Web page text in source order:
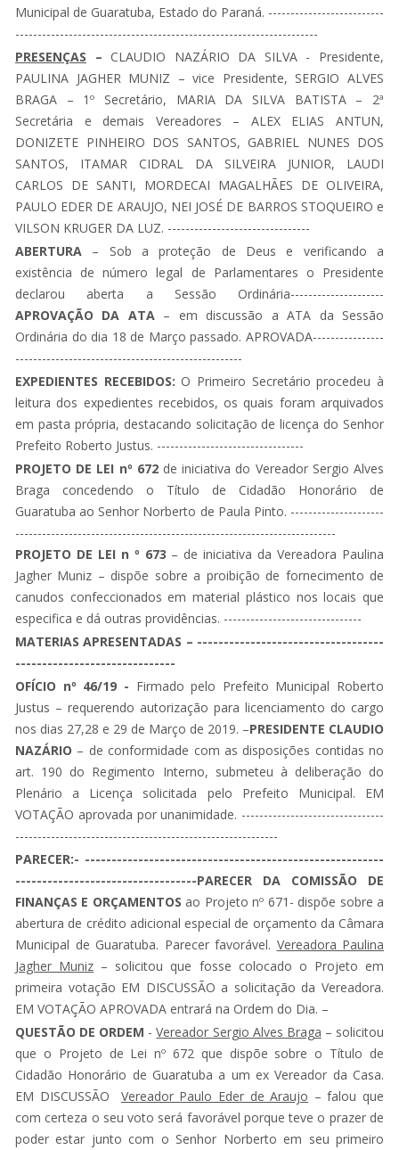
Municipal de Guaratuba, Estado do Paraná. --------------------------
--------------------------------------------------------------------
PRESENÇAS –CLAUDIO NAZÁRIO DA SILVA - Presidente,
PAULINA JAGHER MUNIZ – vice Presidente, SERGIO ALVES
BRAGA – 1º Secretário, MARIA DA SILVA BATISTA – 2ª
Secretária e demais Vereadores – ALEX ELIAS ANTUN,
DONIZETE PINHEIRO DOS SANTOS, GABRIEL NUNES DOS
SANTOS, ITAMAR CIDRAL DA SILVEIRA JUNIOR, LAUDI
CARLOS DE SANTI, MORDECAI MAGALHÃES DE OLIVEIRA,
PAULO EDER DE ARAUJO, NEI JOSÉ DE BARROS STOQUEIRO e
VILSON KRUGER DA LUZ. --------------------------------
ABERTURA – Sob a proteção de Deus e verificando a
existência de número legal de Parlamentares o Presidente
declarou aberta a Sessão Ordinária---------------------
APROVAÇÃO DA ATA – em discussão a ATA da Sessão
Ordinária do dia 18 de Março passado. APROVADA----------------
---------------------------------------------------
EXPEDIENTES RECEBIDOS:O Primeiro Secretário procedeu à
leitura dos expedientes recebidos, os quais foram arquivados
em pasta própria, destacando solicitação de licença do Senhor
Prefeito Roberto Justus. ---------------------------------
PROJETO DE LEI nº 672de iniciativa do Vereador Sergio Alves
Braga concedendo o Título de Cidadão Honorário de
Guaratuba ao Senhor Norberto de Paula Pinto. ---------------------
------------------------------------------------------------------------
PROJETO DE LEI n º 673 – de iniciativa da Vereadora Paulina
Jagher Muniz – dispõe sobre a proibição de fornecimento de
canudos confeccionados em material plástico nos locais que
especifica e dá outras providências. -------------------------------
MATERIAS APRESENTADAS – -----------------------------------
------------------------------
OFÍCIO nº 46/19 - Firmado pelo Prefeito Municipal Roberto
Justus – requerendo autorização para licenciamento do cargo
nos dias 27,28 e 29 de Março de 2019. –PRESIDENTE CLAUDIO
NAZÁRIO – de conformidade com as disposições contidas no
art. 190 do Regimento Interno, submeteu à deliberação do
Plenário a Licença solicitada pelo Prefeito Municipal. EM
VOTAÇÃO aprovada por unanimidade. --------------------------------
-----------------------------------------------------------
PARECER:- --------------------------------------------------------
----------------------------------PARECER DA COMISSÃO DE
FINANÇAS E ORÇAMENTOS ao Projeto nº 671- dispõe sobre a
abertura de crédito adicional especial de orçamento da Câmara
Municipal de Guaratuba. Parecer favorável. Vereadora Paulina
Jagher Muniz – solicitou que fosse colocado o Projeto em
primeira votação EM DISCUSSÃO a solicitação da Vereadora.
EM VOTAÇÃO APROVADA entrará na Ordem do Dia. –
QUESTÃO DE ORDEM -Vereador Sergio Alves Braga – solicitou
que o Projeto de Lei nº 672 que dispõe sobre o Título de
Cidadão Honorário de Guaratuba a um ex Vereador da Casa.
EM DISCUSSÃO Vereador Paulo Eder de Araujo – falou que
com certeza o seu voto será favorável porque teve o prazer de
poder estar junto com o Senhor Norberto em seu primeiro